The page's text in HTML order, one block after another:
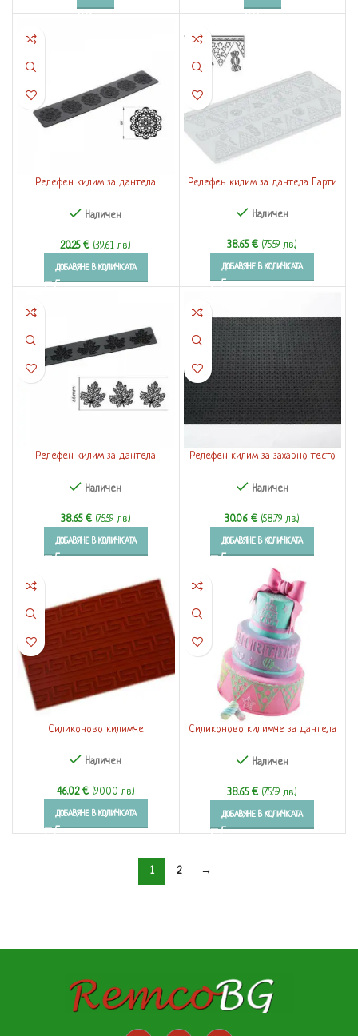
Релефен килим за дантела
Наличен
20.25€ (39.61 лв.)
ДОБАВЯНЕ В КОЛИЧКАТА
Релефен килим за дантела Парти
Наличен
38.65€ (75.59 лв.)
ДОБАВЯНЕ В КОЛИЧКАТА
Релефен килим за дантела
Наличен
38.65 € (75.59 лв.)
ДОБАВЯНЕ В КОЛИЧКАТА
Релефен килим за захарно тесто
Наличен
30.06€ (58.79 лв.)
ДОБАВЯНЕ В КОЛИЧКАТА
Силиконово килимче
Наличен
46.02 € (90.00 лв.)
ДОБАВЯНЕ В КОЛИЧКАТА
Силиконово килимче за дантела
Наличен
38.65€ (75.59 лв.)
ДОБАВЯНЕ В КОЛИЧКАТА
1 2 →